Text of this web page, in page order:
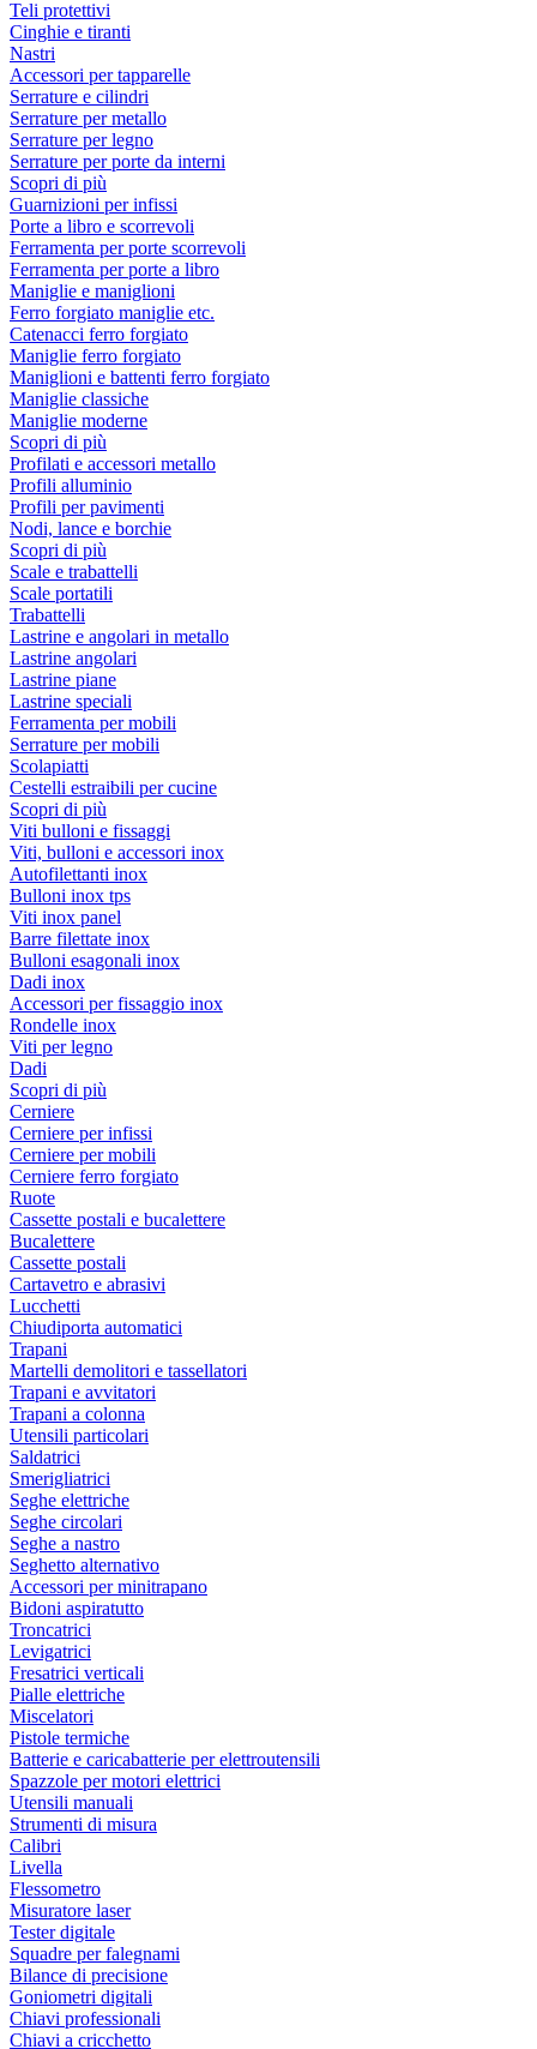
Teli protettivi
Cinghie e tiranti
Nastri
Accessori per tapparelle
Serrature e cilindri
Serrature per metallo
Serrature per legno
Serrature per porte da interni
Scopri di più
Guarnizioni per infissi
Porte a libro e scorrevoli
Ferramenta per porte scorrevoli
Ferramenta per porte a libro
Maniglie e maniglioni
Ferro forgiato maniglie etc.
Catenacci ferro forgiato
Maniglie ferro forgiato
Maniglioni e battenti ferro forgiato
Maniglie classiche
Maniglie moderne
Scopri di più
Profilati e accessori metallo
Profili alluminio
Profili per pavimenti
Nodi, lance e borchie
Scopri di più
Scale e trabattelli
Scale portatili
Trabattelli
Lastrine e angolari in metallo
Lastrine angolari
Lastrine piane
Lastrine speciali
Ferramenta per mobili
Serrature per mobili
Scolapiatti
Cestelli estraibili per cucine
Scopri di più
Viti bulloni e fissaggi
Viti, bulloni e accessori inox
Autofilettanti inox
Bulloni inox tps
Viti inox panel
Barre filettate inox
Bulloni esagonali inox
Dadi inox
Accessori per fissaggio inox
Rondelle inox
Viti per legno
Dadi
Scopri di più
Cerniere
Cerniere per infissi
Cerniere per mobili
Cerniere ferro forgiato
Ruote
Cassette postali e bucalettere
Bucalettere
Cassette postali
Cartavetro e abrasivi
Lucchetti
Chiudiporta automatici
Trapani
Martelli demolitori e tassellatori
Trapani e avvitatori
Trapani a colonna
Utensili particolari
Saldatrici
Smerigliatrici
Seghe elettriche
Seghe circolari
Seghe a nastro
Seghetto alternativo
Accessori per minitrapano
Bidoni aspiratutto
Troncatrici
Levigatrici
Fresatrici verticali
Pialle elettriche
Miscelatori
Pistole termiche
Batterie e caricabatterie per elettroutensili
Spazzole per motori elettrici
Utensili manuali
Strumenti di misura
Calibri
Livella
Flessometro
Misuratore laser
Tester digitale
Squadre per falegnami
Bilance di precisione
Goniometri digitali
Chiavi professionali
Chiavi a cricchetto